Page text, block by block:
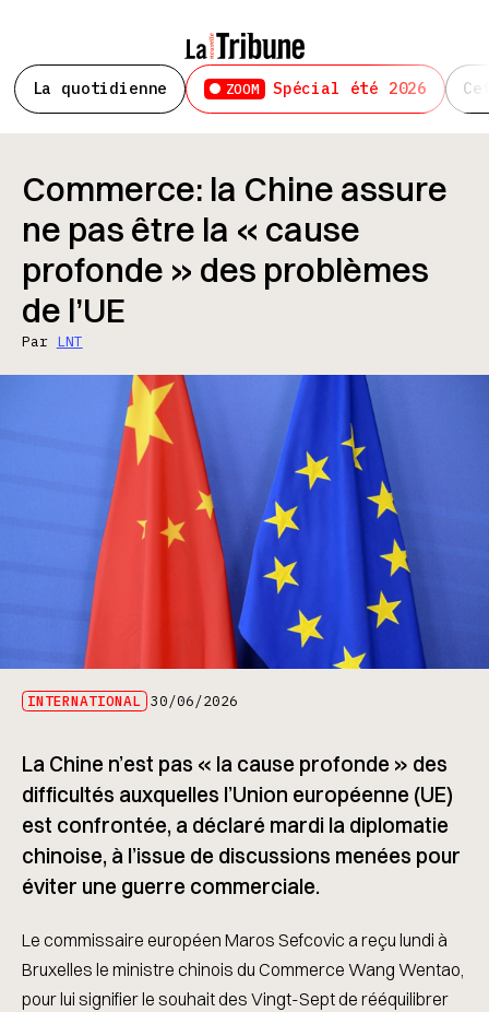
La quotidienne ZOOM Spécial été 2026
INTERNATIONAL 30/06/2026
Commerce: la Chine assure
ne pas être la « cause
profonde » des problèmes
de l’UE
Par LNT
La Chine n’est pas « la cause profonde » des
difficultés auxquelles l’Union européenne (UE)
est confrontée, a déclaré mardi la diplomatie
chinoise, à l’issue de discussions menées pour
éviter une guerre commerciale.
Le commissaire européen Maros Sefcovic a reçu lundi à
Bruxelles le ministre chinois du Commerce Wang Wentao,
pour lui signifier le souhait des Vingt-Sept de rééquilibrer